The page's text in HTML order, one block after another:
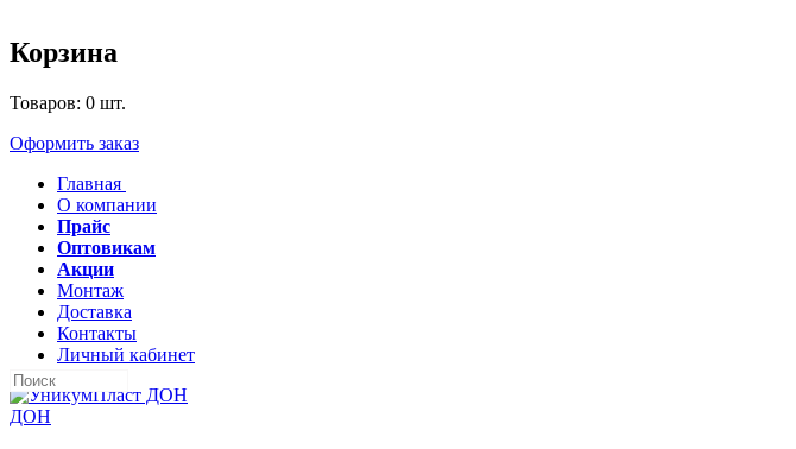
Корзина
Товаров: 0 шт.
Оформить заказ
Главная
О компании
Прайс
Оптовикам
Акции
Монтаж
Доставка
Контакты
Личный кабинет
ДОН